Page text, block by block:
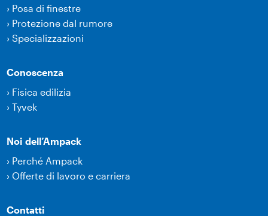
› Posa di finestre
› Protezione dal rumore
›Specializzazioni
Conoscenza
› Fisica edilizia
›Tyvek
Noi dell’Ampack
› Perché Ampack
› Offerte di lavoro e carriera
Contatti